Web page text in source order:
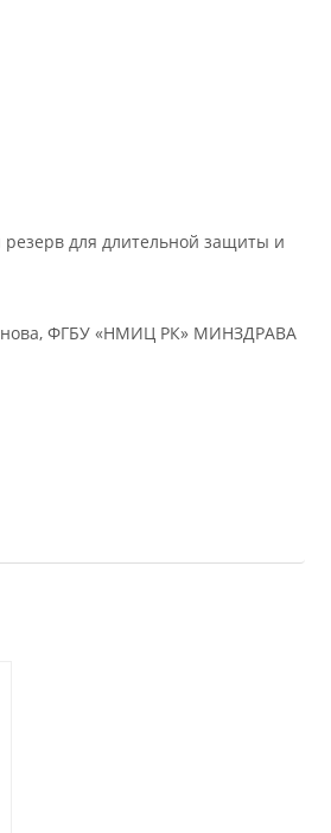
для длительной защиты и
ФГБУ «НМИЦ РК» МИНЗДРАВА